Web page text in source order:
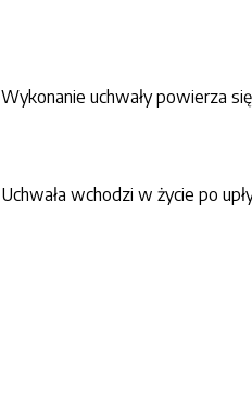
Wykonanie uchwały powierza
Uchwała wchodzi w życie po